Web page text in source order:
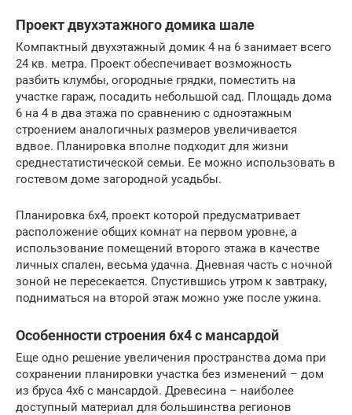
Проект двухэтажного домика шале
Компактный двухэтажный домик 4 на 6 занимает всего
24 кв. метра. Проект обеспечивает возможность
разбить клумбы, огородные грядки, поместить на
участке гараж, посадить небольшой сад. Площадь дома
6 на 4 в два этажа по сравнению с одноэтажным
строением аналогичных размеров увеличивается
вдвое. Планировка вполне подходит для жизни
среднестатистической семьи. Ее можно использовать в
гостевом доме загородной усадьбы.
Планировка 6х4, проект которой предусматривает
расположение общих комнат на первом уровне, а
использование помещений второго этажа в качестве
личных спален, весьма удачна. Дневная часть с ночной
зоной не пересекается. Спустившись утром к завтраку,
подниматься на второй этаж можно уже после ужина.
Особенности строения 6х4 с мансардой
Еще одно решение увеличения пространства дома при
сохранении планировки участка без изменений – дом
из бруса 4х6 с мансардой. Древесина – наиболее
доступный материал для большинства регионов